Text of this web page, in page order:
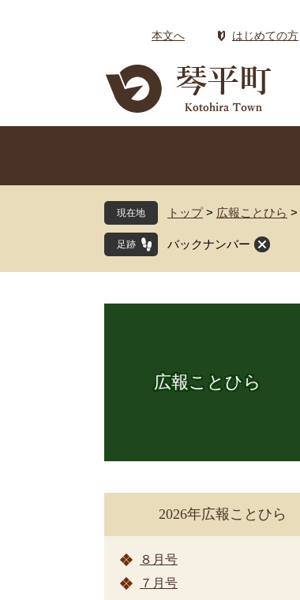
本文へ はじめての方
現在地 トップ > 広報ことひら >
バックナンバー
広報ことひら
2026年広報ことひら
８月号
７月号